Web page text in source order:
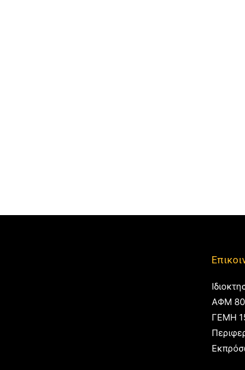
ΑΦΜ
ΓΕΜΗ